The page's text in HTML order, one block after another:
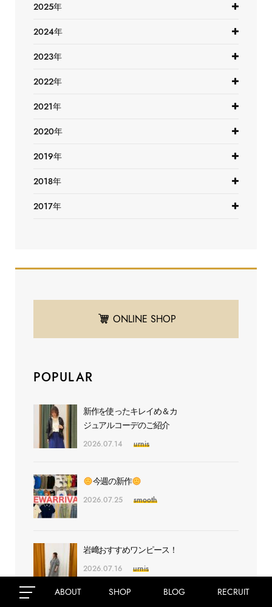
ABOUT SHOP BLOG RECRUIT
2025年
2024年
2023年
2022年
2021年
2020年
2019年
2018年
2017年
ONLINE SHOP
POPULAR
新作を使ったキレイめ＆カ
ジュアルコーデのご紹介
2026.07.14 urnis
今週の新作
2026.07.25 smooth
岩﨑おすすめワンピース！
2026.07.16 urnis